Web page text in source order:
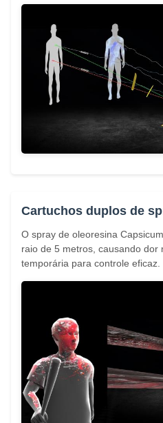
Cartuchos duplos de
O spray de oleoresina
raio de 5 metros, causando dor
temporária para controle eficaz.